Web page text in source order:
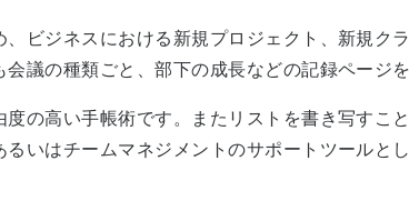
ビジネスにおける新規プロジェクト、新規ク
議の種類ごと、部下の成長などの記録ページ
の高い手帳術です。またリストを書き写すこ
いはチームマネジメントのサポートツールと